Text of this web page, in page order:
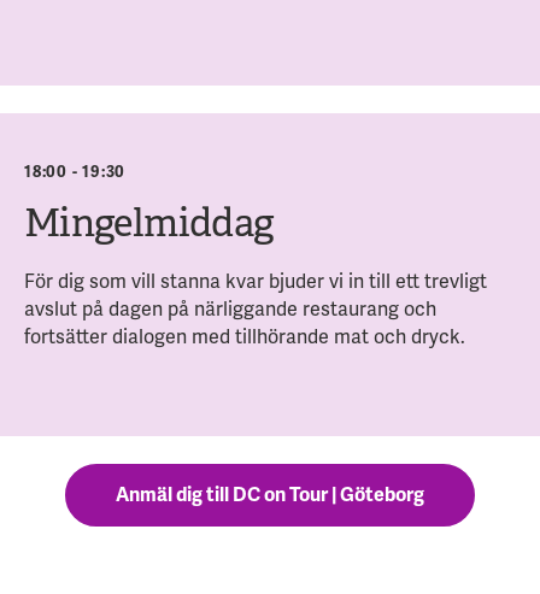
18:00 - 19:30
Mingelmiddag
För dig som vill stanna kvar bjuder vi in till ett trevligt
avslut på dagen på närliggande restaurang och
fortsätter dialogen med tillhörande mat och dryck.
Anmäl dig till DC on Tour | Göteborg